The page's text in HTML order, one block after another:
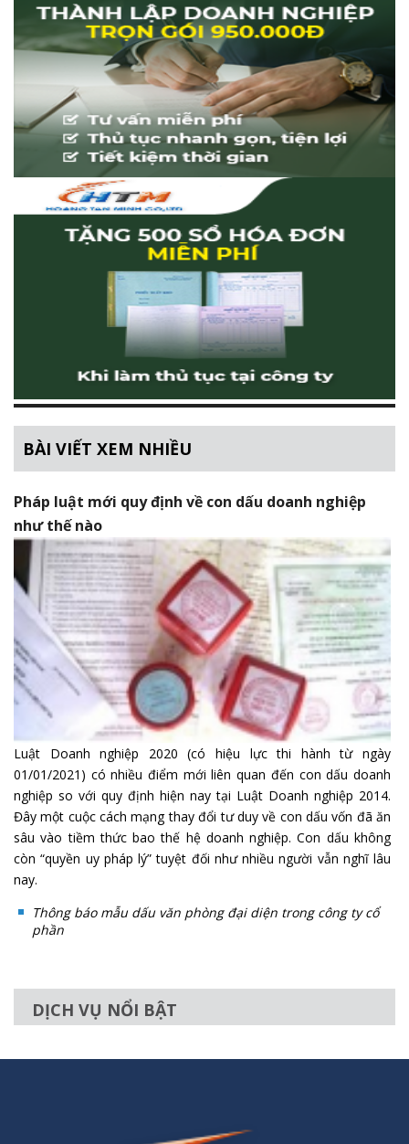
BÀI VIẾT XEM NHIỀU
Pháp luật mới quy định về con dấu doanh nghiệp
như thế nào
Luật Doanh nghiệp 2020 (có hiệu lực thi hành từ ngày
01/01/2021) có nhiều điểm mới liên quan đến con dấu doanh
nghiệp so với quy định hiện nay tại Luật Doanh nghiệp 2014.
Đây một cuộc cách mạng thay đổi tư duy về con dấu vốn đã ăn
sâu vào tiềm thức bao thế hệ doanh nghiệp. Con dấu không
còn “quyền uy pháp lý” tuyệt đối như nhiều người vẫn nghĩ lâu
nay.
Thông báo mẫu dấu văn phòng đại diện trong công ty cổ
phần
DỊCH VỤ NỔI BẬT